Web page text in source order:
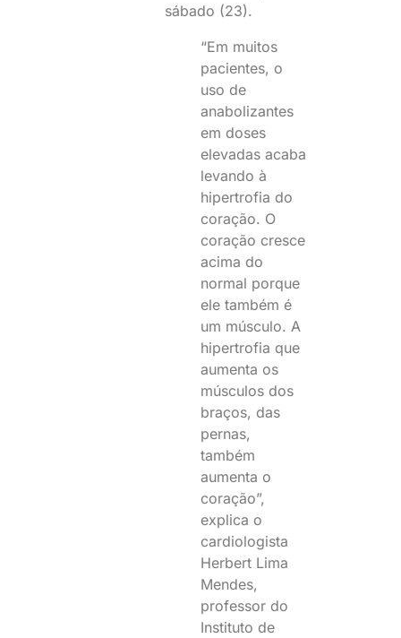
sábado (23).
“Em muitos
pacientes, o
uso de
anabolizantes
em doses
elevadas acaba
levando à
hipertrofia do
coração. O
coração cresce
acima do
normal porque
ele também é
um músculo. A
hipertrofia que
aumenta os
músculos dos
braços, das
pernas,
também
aumenta o
coração”,
explica o
cardiologista
Herbert Lima
Mendes,
professor do
Instituto de